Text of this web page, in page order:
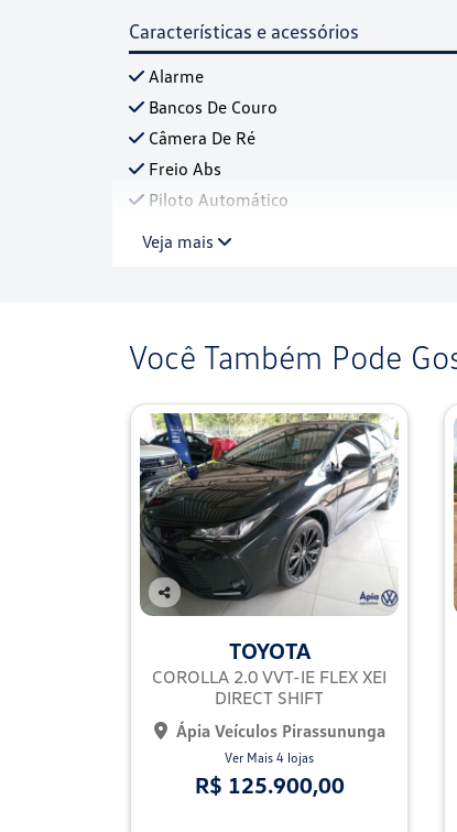
Características e acessórios
Alarme
Bancos De Couro
Câmera De Ré
Freio Abs
Piloto Automático
Veja mais
Você Também Pode
Co
lhe
TOYOTA
COROLLA 2.0 VVT-IE FLEX XEI
DIRECT SHIFT
Ápia Veículos Pirassununga
Ver Mais 4 lojas
R$ 125.900,00